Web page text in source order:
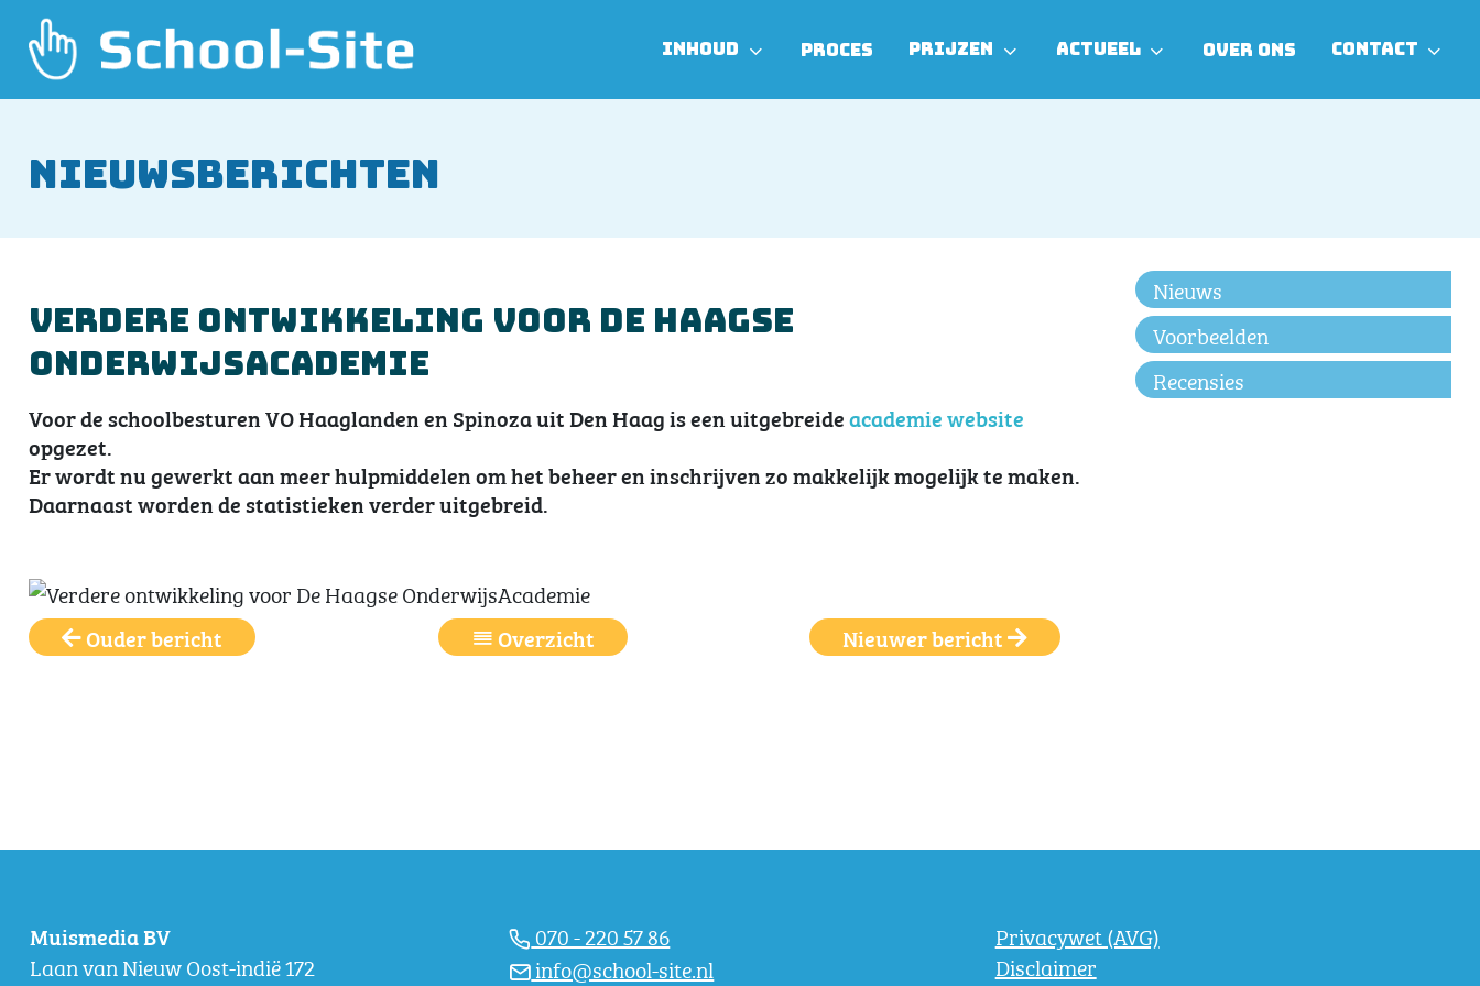
INHOUD PROCES PRIJZEN ACTUEEL OVER ONS CONTACT
Nieuwsberichten
Verdere ontwikkeling voor De Haagse
OnderwijsAcademie
Voor de schoolbesturen VO Haaglanden en Spinoza uit Den Haag is een uitgebreideacademie website
opgezet.
Er wordt nu gewerkt aan meer hulpmiddelen om het beheer en inschrijven zo makkelijk mogelijk te maken.
Daarnaast worden de statistieken verder uitgebreid.
Ouder bericht Overzicht Nieuwer bericht
Nieuws
Voorbeelden
Recensies
Muismedia BV
Laan van Nieuw Oost-indië 172
070 - 220 57 86
info@school-site.nl
Privacywet (AVG)
Disclaimer